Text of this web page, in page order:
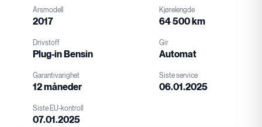
Årsmodell
2017
Kjørelengde
64 500 km
Drivstoff
Drivstoff
Plug-in Bensin
Gir
Automat
Garanti
Garantivarighet
12 måneder
Siste service
06.01.2025
Siste EU-kontroll
07.01.2025